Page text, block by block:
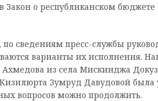
Закон о республиканском
сведениям пресс-службы
варианты их исполнения.
из села Мискинджа
Зумруд Давудовой была
вопросов можно продолжить.